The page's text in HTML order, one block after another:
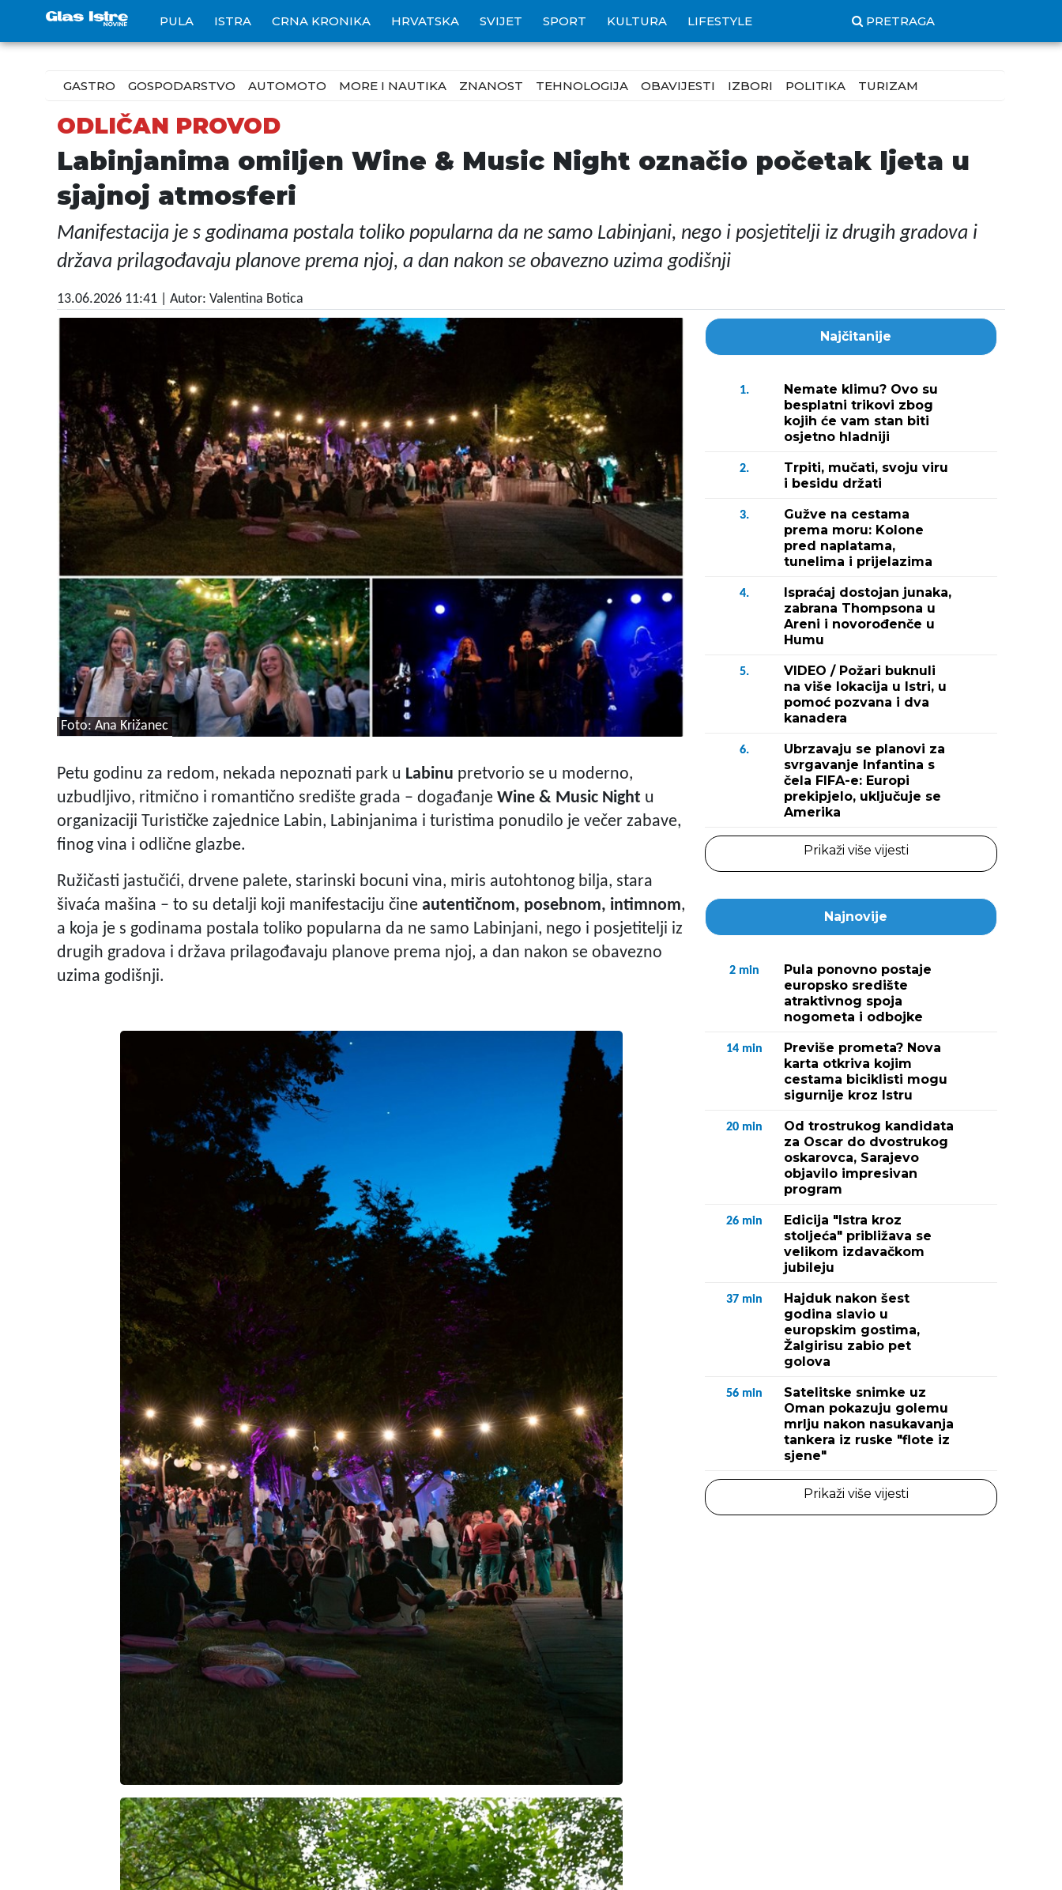
PULA ISTRA CRNA KRONIKA HRVATSKA SVIJET SPORT KULTURA LIFESTYLE PRETRAGA
GASTRO GOSPODARSTVO AUTOMOTO MORE I NAUTIKA ZNANOST TEHNOLOGIJA OBAVIJESTI IZBORI POLITIKA TURIZAM
ODLIČAN PROVOD
Labinjanima omiljen Wine & Music Night označio početak ljeta u
sjajnoj atmosferi
Manifestacija je s godinama postala toliko popularna da ne samo Labinjani, nego i posjetitelji iz drugih gradova i
država prilagođavaju planove prema njoj, a dan nakon se obavezno uzima godišnji
13.06.2026 11:41 | Autor: Valentina Botica
Foto: Ana Križanec
Petu godinu za redom, nekada nepoznati park u Labinu pretvorio se u moderno,
uzbudljivo, ritmično i romantično središte grada – događanje Wine & Music Night u
organizaciji Turističke zajednice Labin, Labinjanima i turistima ponudilo je večer zabave,
finog vina i odlične glazbe.
Ružičasti jastučići, drvene palete, starinski bocuni vina, miris autohtonog bilja, stara
šivaća mašina – to su detalji koji manifestaciju čine autentičnom, posebnom, intimnom,
a koja je s godinama postala toliko popularna da ne samo Labinjani, nego i posjetitelji iz
drugih gradova i država prilagođavaju planove prema njoj, a dan nakon se obavezno
uzima godišnji.
Najčitanije
1.
Nemate klimu? Ovo su
besplatni trikovi zbog
kojih će vam stan biti
osjetno hladniji
2.
Trpiti, mučati, svoju viru
i besidu držati
3.
Gužve na cestama
prema moru: Kolone
pred naplatama,
tunelima i prijelazima
4.
Ispraćaj dostojan junaka,
zabrana Thompsona u
Areni i novorođenče u
Humu
5.
VIDEO / Požari buknuli
na više lokacija u Istri, u
pomoć pozvana i dva
kanadera
6.
Ubrzavaju se planovi za
svrgavanje Infantina s
čela FIFA-e: Europi
prekipjelo, uključuje se
Amerika
Prikaži više vijesti
Najnovije
2 min
Pula ponovno postaje
europsko središte
atraktivnog spoja
nogometa i odbojke
14 min
Previše prometa? Nova
karta otkriva kojim
cestama biciklisti mogu
sigurnije kroz Istru
20 min
Od trostrukog kandidata
za Oscar do dvostrukog
oskarovca, Sarajevo
objavilo impresivan
program
26 min
Edicija "Istra kroz
stoljeća" približava se
velikom izdavačkom
jubileju
37 min
Hajduk nakon šest
godina slavio u
europskim gostima,
Žalgirisu zabio pet
golova
56 min
Satelitske snimke uz
Oman pokazuju golemu
mrlju nakon nasukavanja
tankera iz ruske "flote iz
sjene"
Prikaži više vijesti